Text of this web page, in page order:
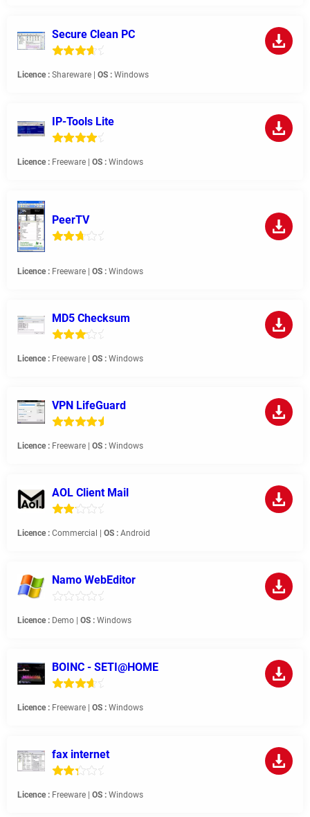
Secure Clean PC
Licence : Shareware | OS : Windows
IP-Tools Lite
Licence : Freeware | OS : Windows
PeerTV
Licence : Freeware | OS : Windows
MD5 Checksum
Licence : Freeware | OS : Windows
VPN LifeGuard
Licence : Freeware | OS : Windows
AOL Client Mail
Licence : Commercial | OS : Android
Namo WebEditor
Licence : Demo | OS : Windows
BOINC - SETI@HOME
Licence : Freeware | OS : Windows
fax internet
Licence : Freeware | OS : Windows